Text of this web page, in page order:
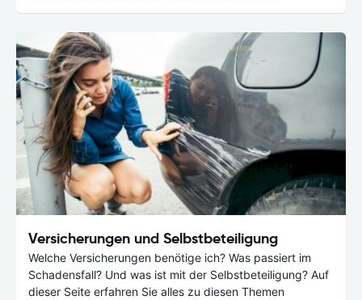
Versicherungen und Selbstbeteiligung
Welche Versicherungen benötige ich? Was passiert im
Schadensfall? Und was ist mit der Selbstbeteiligung? Auf
dieser Seite erfahren Sie alles zu diesen Themen